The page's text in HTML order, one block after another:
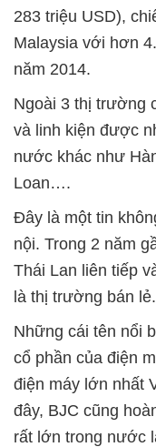
283 triệu USD),
Malaysia với hơn
năm 2014.
Ngoài 3 thị trường
và linh kiện được
nước khác như
Loan….
Đây là một tin
nội. Trong 2 năm
Thái Lan liên tiếp
là thị trường bán lẻ.
Những cái tên nổi
cổ phần của điện
điện máy lớn nhất
đây, BJC cũng
rất lớn trong nước